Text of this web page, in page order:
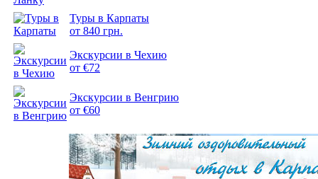
Туры в Карпаты
от 840 грн.
Экскурсии в Чехию
от €72
Экскурсии в Венгрию
от €60